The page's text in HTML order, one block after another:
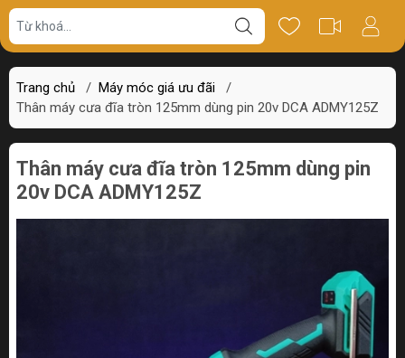
Trang chủ / Máy móc giá ưu đãi
/
Thân máy cưa đĩa tròn 125mm dùng pin 20v DCA ADMY125Z
Giá bán Thông số Review
Thân máy cưa đĩa tròn 125mm dùng pin
20v DCA ADMY125Z